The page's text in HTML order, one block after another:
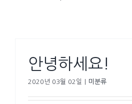
안녕하세요!
2020년 03월 02일 미분류